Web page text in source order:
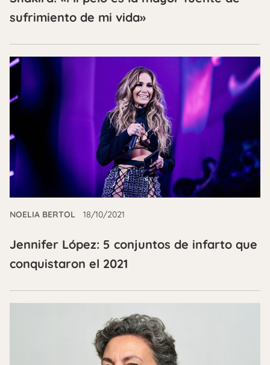
sufrimiento de mi vida»
NOELIA BERTOL 18/10/2021
Jennifer López: 5 conjuntos de infarto que
conquistaron el 2021